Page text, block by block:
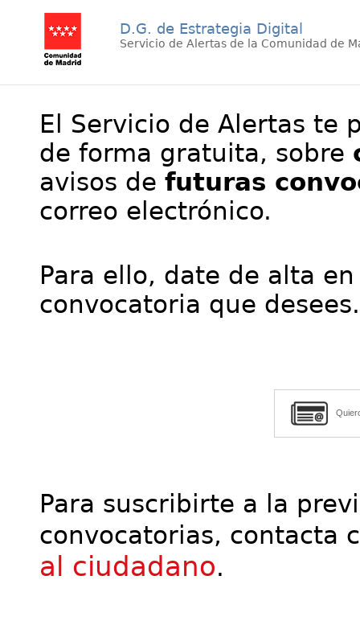
D.G. de Estrategia Digital
Servicio de Alertas de la Comunidad de
El Servicio de Alertas te
de forma gratuita, sobre
avisos de futuras
correo electrónico.
Para ello, date de alta
convocatoria que desees.
Para suscribirte a la
convocatorias, contacta
al ciudadano.